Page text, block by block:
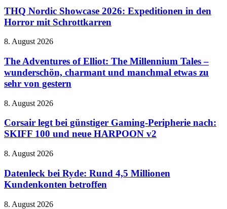
Zaubereiministerium
Showcase
2026:
Expeditionen
den
mit
Schrottkarren
THQ Nordic Showcase 2026: Expeditionen in den
Horror mit Schrottkarren
The
of
Elliot:
The
Millennium
–
charmant
und
etwas
sehr
von
gestern
8. August 2026
The Adventures of Elliot: The Millennium Tales –
wunderschön, charmant und manchmal etwas zu
sehr von gestern
Corsair
bei
günstiger
Gaming-
nach:
100
und
HARPOON
8. August 2026
Corsair legt bei günstiger Gaming-Peripherie nach:
SKIFF 100 und neue HARPOON v2
Datenleck
Ryde:
Rund
4,5
8. August 2026
Datenleck bei Ryde: Rund 4,5 Millionen
Kundenkonten betroffen
Jurassic
8. August 2026